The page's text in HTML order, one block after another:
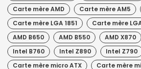
Carte mère AMD
Carte mère AM5
Carte mère LGA 1851
Carte mère
AMD B650
AMD B550 AMD X870
Intel B760
Intel Z890
Intel Z790
Carte mère micro ATX
Carte mère